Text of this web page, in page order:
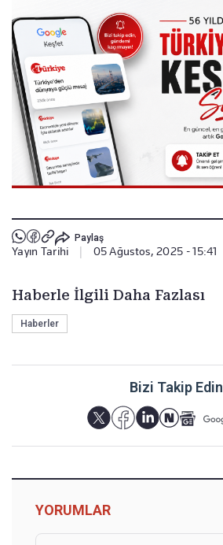
Paylaş
Yayın Tarihi 05 Ağustos, 2025 - 15:41
Haberle İlgili Daha Fazlası
Haberler
Bizi Takip Edin
YORUMLAR